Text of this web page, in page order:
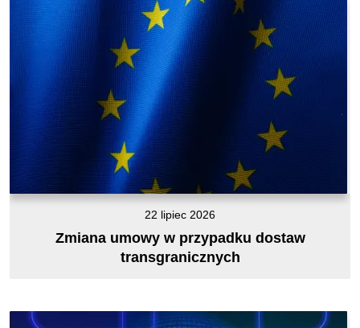
22 lipiec 2026
Zmiana umowy w przypadku dostaw
transgranicznych